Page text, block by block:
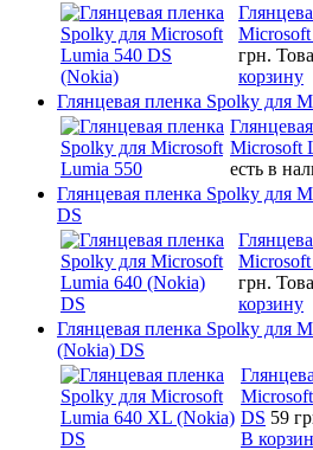
грн.
корзину
Глянцевая пленка Spolky для
Microsoft
есть в
Глянцевая пленка Spolky для
DS
грн.
корзину
Глянцевая пленка Spolky для
(Nokia) DS
DS 59
В